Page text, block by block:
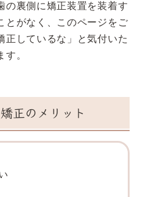
の裏側に矯正装置を装着す
とがなく、このページをご
正しているな」と気付いた
。
正のメリット